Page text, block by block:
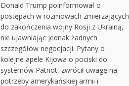
Donald Trump poinformował o
postępach w rozmowach zmierzających
do zakończenia wojny Rosji z Ukrainą,
nie ujawniając jednak żadnych
szczegółów negocjacji. Pytany o
kolejne apele Kijowa o pociski do
systemów Patriot, zwrócił uwagę na
potrzeby amerykańskiej armii i